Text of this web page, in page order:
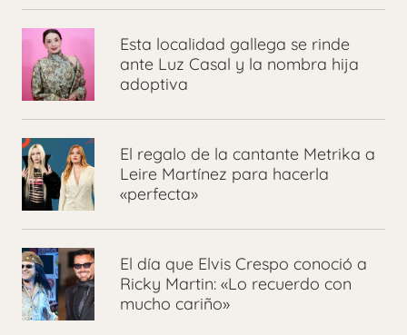
Esta localidad gallega se rinde
ante Luz Casal y la nombra hija
adoptiva
El regalo de la cantante Metrika a
Leire Martínez para hacerla
«perfecta»
El día que Elvis Crespo conoció a
Ricky Martin: «Lo recuerdo con
mucho cariño»